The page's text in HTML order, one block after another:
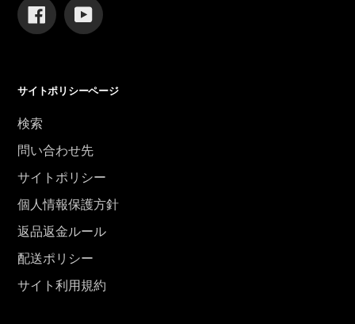
FacebookYouTube
サイトポリシーページ
検索
問い合わせ先
サイトポリシー
個人情報保護方針
返品返金ルール
配送ポリシー
サイト利用規約